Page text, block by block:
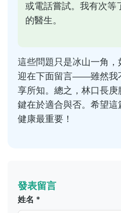
或電話嘗試。我有次等
的醫生。
這些問題只是冰山一角
迎在下面留言——雖然我
享所知。總之，林口長
鍵在於適合與否。希望
健康最重要！
發表留言
姓名 *